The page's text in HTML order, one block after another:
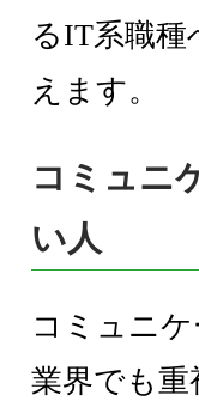
るIT系職種
えます。
コミュニ
い人
コミュニ
業界でも重